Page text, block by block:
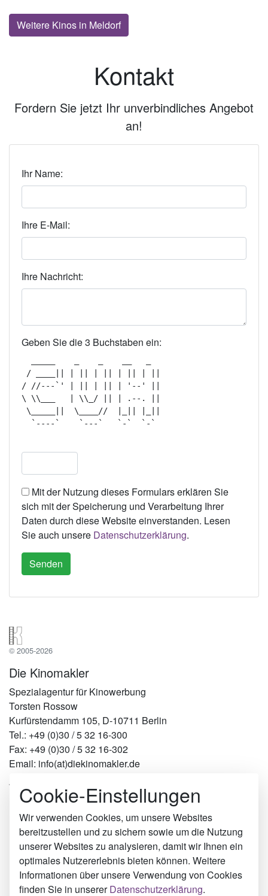
Weitere Kinos in Meldorf
Kontakt
Fordern Sie jetzt Ihr unverbindliches Angebot
an!
Ihr Name:
Ihre E-Mail:
Ihre Nachricht:
Geben Sie die 3 Buchstaben ein:
/ ____|| | || | || | || | ||
/ //---`' | || | || | '--' ||
\ \\___   | \\_/ || | .--. ||
\_____||  \____//  |_|| |_||
  `----`    `---`   `-`  `-`
Mit der Nutzung dieses Formulars erklären Sie
sich mit der Speicherung und Verarbeitung Ihrer
Daten durch diese Website einverstanden. Lesen
Sie auch unsere Datenschutzerklärung.
© 2005-2026
Die Kinomakler
Spezialagentur für Kinowerbung
Torsten Rossow
Kurfürstendamm 105, D-10711 Berlin
Tel.: +49 (0)30 / 5 32 16-300
Fax: +49 (0)30 / 5 32 16-302
Email: info(at)diekinomakler.de
Werben in Städten
Berlin
Hamburg
München
Köln
Kronberg im Taunus
Moers
Hoppstädten-Weiersbach
Cookie-Einstellungen
Wir verwenden Cookies, um unsere Websites
bereitzustellen und zu sichern sowie um die Nutzung
unserer Websites zu analysieren, damit wir Ihnen ein
optimales Nutzererlebnis bieten können. Weitere
Informationen über unsere Verwendung von Cookies
finden Sie in unsererDatenschutzerklärung.